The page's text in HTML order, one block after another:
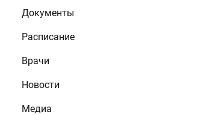
Документы
Расписание
Врачи
Новости
Медиа